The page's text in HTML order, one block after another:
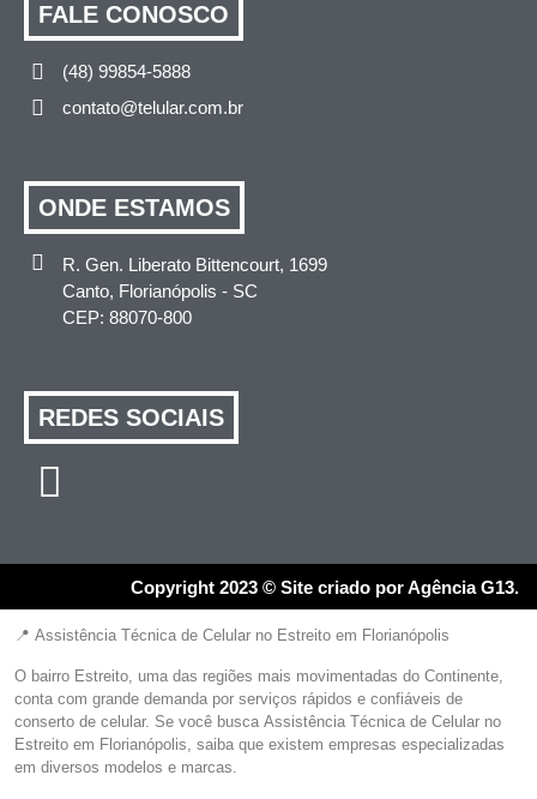
FALE CONOSCO
(48) 99854-5888
contato@telular.com.br
ONDE ESTAMOS
R. Gen. Liberato Bittencourt, 1699
Canto, Florianópolis - SC
CEP: 88070-800
REDES SOCIAIS
Copyright 2023 © Site criado por Agência G13.
📍 Assistência Técnica de Celular no Estreito em Florianópolis
O bairro Estreito, uma das regiões mais movimentadas do Continente,
conta com grande demanda por serviços rápidos e confiáveis de
conserto de celular. Se você busca Assistência Técnica de Celular no
Estreito em Florianópolis, saiba que existem empresas especializadas
em diversos modelos e marcas.